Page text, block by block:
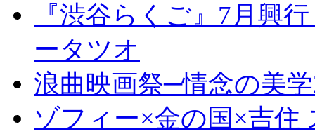
『渋谷らくご』7月興
ータツオ
浪曲映画祭─情念の美
ゾフィー×金の国×吉住